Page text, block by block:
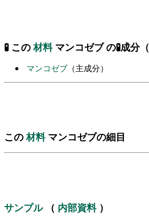
🧪 この材料 マンコゼブ の🧪成分（
マンコゼブ （主成分）
この材料 マンコゼブの細目
サンプル （ 内部資料 ）